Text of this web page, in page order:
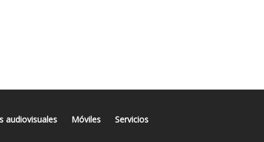
audiovisuales Móviles Servicios